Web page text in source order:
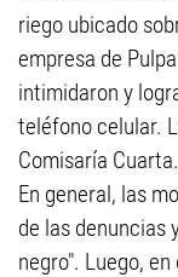
riego ubicado
empresa de
intimidaron y
teléfono celular.
Comisaría Cuarta.
En general, las
de las denuncias
negro". Luego,